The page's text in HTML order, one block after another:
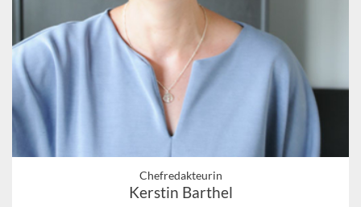
Chefredakteurin
Kerstin Barthel